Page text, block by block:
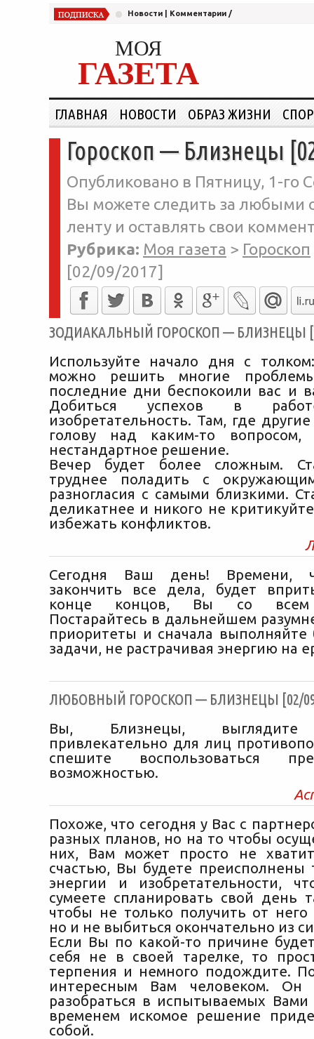
Новости Комментарии /
МОЯ
ГАЗЕТА
ГЛАВНАЯ НОВОСТИ ОБРАЗ ЖИЗНИ
Гороскоп — Близнецы
Опубликовано в Пятницу, 1-го
Вы можете следить за любыми
ленту и оставлять свои
Рубрика: Моя газета > Гороскоп
[02/09/2017]
ЗОДИАКАЛЬНЫЙ ГОРОСКОП — БЛИЗНЕЦЫ
Используйте начало дня с
можно решить многие
последние дни беспокоили вас и
Добиться успехов в
изобретательность. Там, где
голову над каким-то
нестандартное решение.
Вечер будет более сложным.
труднее поладить с
разногласия с самыми близкими.
деликатнее и никого не
избежать конфликтов.
Сегодня Ваш день! Времени,
закончить все дела, будет
конце концов, Вы со всем
Постарайтесь в дальнейшем
приоритеты и сначала
задачи, не растрачивая энергию на
ЛЮБОВНЫЙ ГОРОСКОП — БЛИЗНЕЦЫ [02/
Вы, Близнецы, выглядите
привлекательно для лиц
спешите воспользоваться
возможностью.
Похоже, что сегодня у Вас с
разных планов, но на то чтобы
них, Вам может просто не
счастью, Вы будете преисполнены
энергии и изобретательности,
сумеете спланировать свой день
чтобы не только получить от него
но и не выбиться окончательно из
Если Вы по какой-то причине
себя не в своей тарелке, то
терпения и немного подождите.
интересным Вам человеком. Он
разобраться в испытываемых Вами
временем искомое решение
собой.